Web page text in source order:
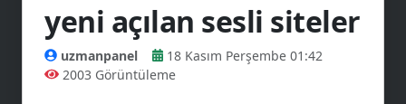
yeni açılan sesli siteler
uzmanpanel
18 Kasım Perşembe 01:42
2003 Görüntüleme